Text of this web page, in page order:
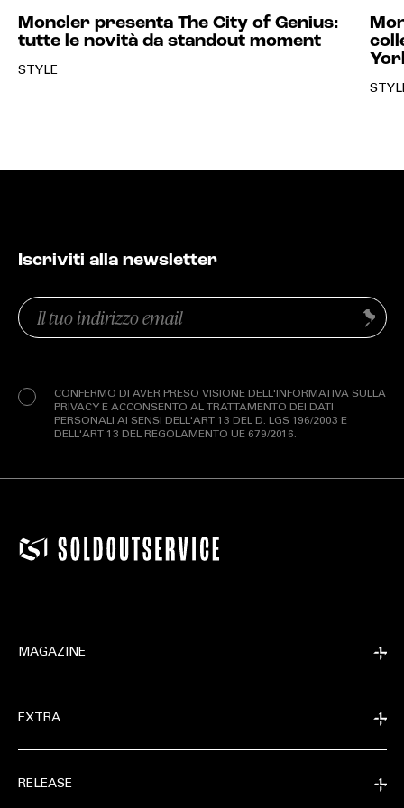
Moncler presenta The City of Genius:
tutte le novità da standout moment
STYLE
Iscriviti alla newsletter
Email
(Obbligatorio)
CONFERMO DI AVER PRESO VISIONE DELL'INFORMATIVA SULLA
PRIVACY E ACCONSENTO AL TRATTAMENTO DEI DATI
PERSONALI AI SENSI DELL'ART 13 DEL D. LGS 196/2003 E
DELL'ART 13 DEL REGOLAMENTO UE 679/2016.
Invia
MAGAZINE
EXTRA
RELEASE